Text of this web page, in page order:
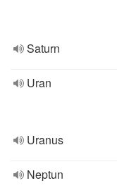
Saturn
Uran
Uranus
Neptun